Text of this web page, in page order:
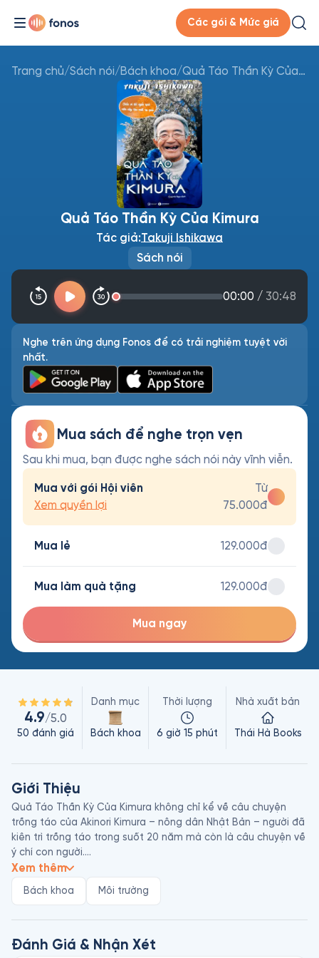
Các gói & Mức giá
Trang chủ/Sách nói/Bách khoa/ Quả Táo Thần Kỳ Của Kimura
Sách nói
Quả Táo Thần Kỳ Của Kimura
Tác giả:Takuji Ishikawa
00:00 / 30:48
Nghe trên ứng dụng Fonos để có trải nghiệm tuyệt vời
nhất.
Mua sách để nghe trọn vẹn
Sau khi mua, bạn được nghe sách nói này vĩnh viễn.
Mua với gói Hội viên
Xem quyền lợi
Từ
75.000đ
Mua lẻ 129.000đ
Mua làm quà tặng 129.000đ
Mua ngay
4.9/5.0
50 đánh giá
Danh mục
Bách khoa
Thời lượng
6 giờ 15 phút
Nhà xuất bản
Thái Hà Books
Giới Thiệu
Quả Táo Thần Kỳ Của Kimura không chỉ kể về câu chuyện
trồng táo của Akinori Kimura – nông dân Nhật Bản – người đã
kiên trì trồng táo trong suốt 20 năm mà còn là câu chuyện về
ý chí con người.
trên mảnh vườn của mình. Sau đó, toàn bộ cây táo đổ bệnh,
hoạch được gì, ông bị gọi là “kẻ phá gia chi tử”, “đầu óc có
Xem thêm
Bách khoa Môi trường
Đánh Giá & Nhận Xét